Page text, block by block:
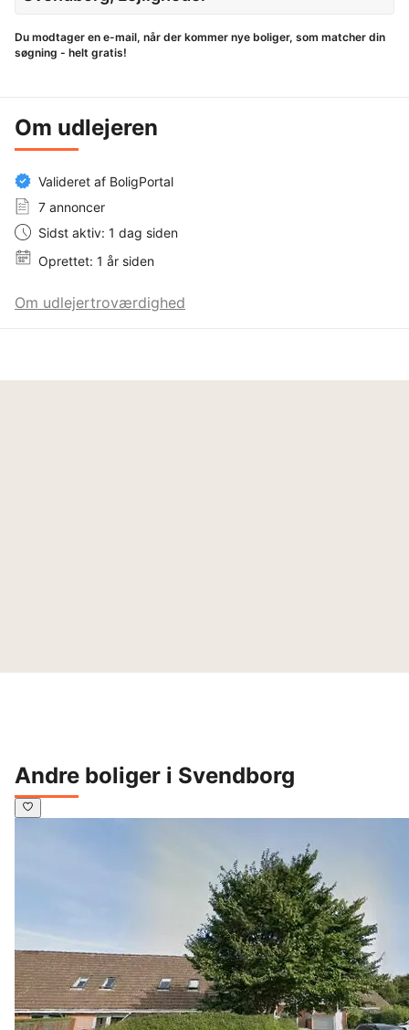
Du modtager en e-mail, når der kommer nye boliger, som matcher din
søgning - helt gratis!
Om udlejeren
Valideret af BoligPortal
7 annoncer
Sidst aktiv: 1 dag siden
Oprettet: 1 år siden
Om udlejertroværdighed
Andre boliger i Svendborg